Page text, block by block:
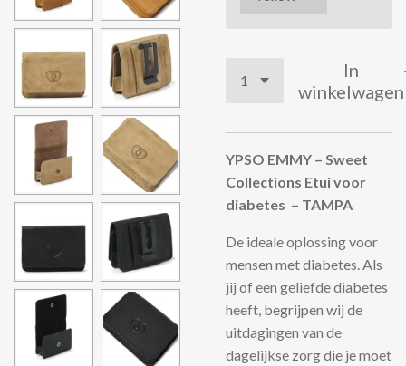
In
winkelwagen
YPSO EMMY – Sweet
Collections Etui voor
diabetes – TAMPA
De ideale oplossing voor
mensen met diabetes. Als
jij of een geliefde diabetes
heeft, begrijpen wij de
uitdagingen van de
dagelijkse zorg die je moet